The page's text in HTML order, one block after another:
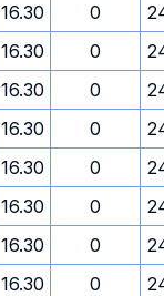
16.30 0
16.30 0
16.30 0
16.30 0
16.30 0
16.30 0
16.30 0
16.30 0